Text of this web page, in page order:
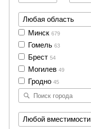
Любая область
Минск 679
Гомель 63
Брест 54
Могилев 49
Гродно 45
Любой вместимости